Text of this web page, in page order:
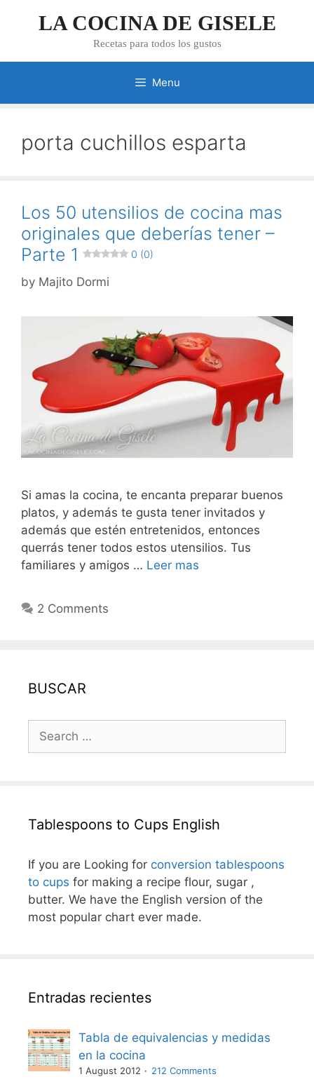
LA COCINA DE GISELE
Recetas para todos los gustos
Menu
porta cuchillos esparta
Los 50 utensilios de cocina mas
originales que deberías tener –
Parte 1
0 (0)
by Majito Dormi
Si amas la cocina, te encanta preparar buenos
platos, y además te gusta tener invitados y
además que estén entretenidos, entonces
querrás tener todos estos utensilios. Tus
familiares y amigos … Leer mas
2 Comments
BUSCAR
for:
Tablespoons to Cups English
If you are Looking for conversion tablespoons
to cups for making a recipe flour, sugar ,
butter. We have the English version of the
most popular chart ever made.
Entradas recientes
Tabla de equivalencias y medidas
en la cocina
1 August 2012 212 Comments